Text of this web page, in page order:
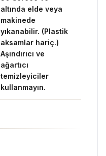
altında elde veya
makinede
yıkanabilir. (Plastik
aksamlar hariç.)
Aşındırıcı ve
ağartıcı
temizleyiciler
kullanmayın.